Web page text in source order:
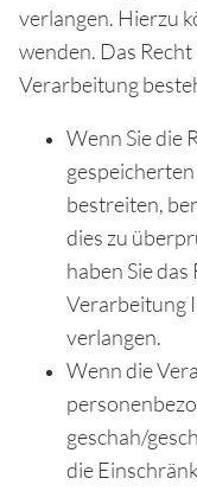
verlangen. Hierzu
wenden. Das
Verarbeitung
Wenn Sie die
bestreiten,
dies zu
haben Sie
Verarbeitung
verlangen.
Wenn die
geschah/
die